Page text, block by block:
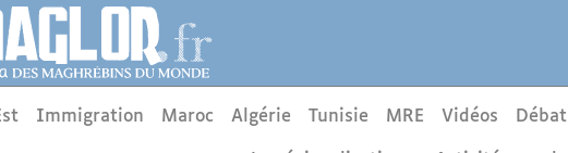
Immigration Maroc Algérie Tunisie MRE Vidéos